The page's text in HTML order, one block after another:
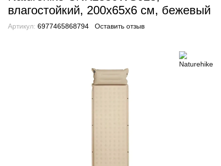
влагостойкий, 200х65х6 см, бежевый
Артикул: 6977465868794 Оставить отзыв